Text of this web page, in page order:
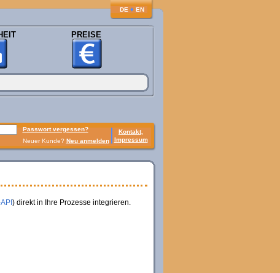
DE ♦ EN
PREISE
Passwort vergessen?
Kontakt,
Impressum
Neuer Kunde? Neu anmelden
) direkt in Ihre Prozesse integrieren.